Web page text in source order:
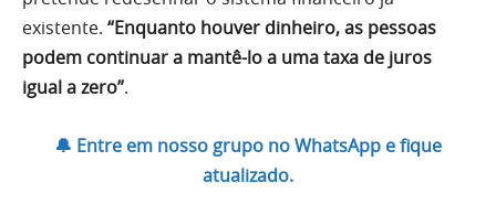
existente. “Enquanto houver dinheiro, as pessoas
podem continuar a mantê-lo a uma taxa de juros
igual a zero”.
🔔 Entre em nosso grupo no WhatsApp e fique
atualizado.